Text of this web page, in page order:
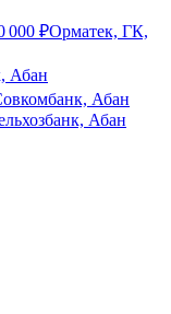
000 ₽Орматек, ГК,
Абан
Абан
Абан